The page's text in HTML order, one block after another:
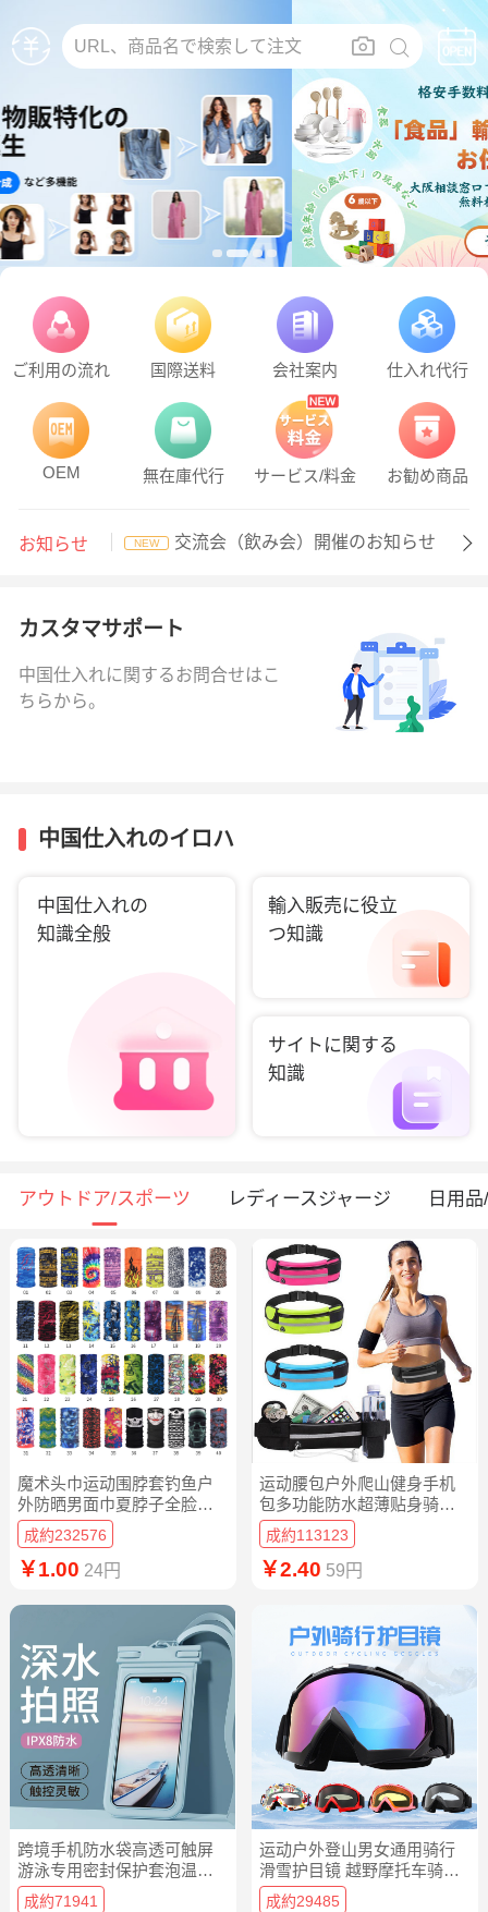
URL、商品名で検索して注文
ご利用の流れ 国際送料 会社案内 仕入れ代行
OEM 無在庫代行 サービス/料金 お勧め商品
お知らせ NEW 交流会（飲み会）開催のお知らせ
カスタマサポート
中国仕入れに関するお問合せはこ
ちらから。
中国仕入れのイロハ
中国仕入れの
知識全般
輸入販売に役立
つ知識
サイトに関する
知識
アウトドア/スポーツ レディースジャージ 日用
魔术头巾运动围脖套钓鱼户
外防晒男面巾夏脖子全脸面
罩男士骑行女
成約232576
￥1.00 24円
运动腰包户外爬山健身手机
包多功能防水超薄贴身骑行
包便携水壶包
成約113123
￥2.40 59円
跨境手机防水袋高透可触屏
游泳专用密封保护套泡温泉
漂流潜水拍照
成約71941
运动户外登山男女通用骑行
滑雪护目镜 越野摩托车骑行
防风眼镜
成約29485